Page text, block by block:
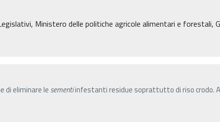
Ministero delle politiche agricole alimentari e
di eliminare le sementiinfestanti residue soprattutto di riso crodo.